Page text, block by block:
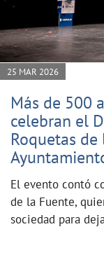
25 MAR 2026
Más de 500
celebran el
Roquetas
El evento contó
de la Fuente,
sociedad para